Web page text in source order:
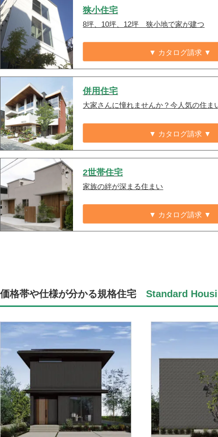
狭小住宅
8坪、10坪、12坪 狭小地で家が建つ
▼ カタログ請求 ▼
併用住宅
大家さんに憧れませんか？今人気の住ま
▼ カタログ請求 ▼
2世帯住宅
家族の絆が深まる住まい
▼ カタログ請求 ▼
価格帯や仕様が分かる規格住宅 Standard